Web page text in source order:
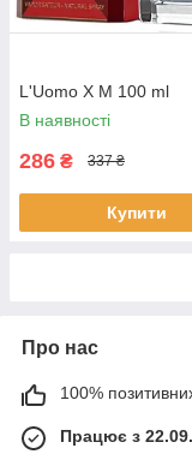
L'Uomo X M 100 ml
В наявності
286 ₴ 337 ₴
Купити
Про нас
100%
Працює з